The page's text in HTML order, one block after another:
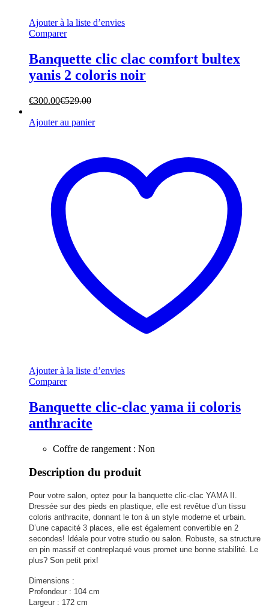
Ajouter à la liste d’envies
Comparer
Banquette clic clac comfort bultex
yanis 2 coloris noir
€300.00€529.00
Ajouter au panier
Ajouter à la liste d’envies
Comparer
Banquette clic-clac yama ii coloris
anthracite
Coffre de rangement : Non
Description du produit
Pour votre salon, optez pour la banquette clic-clac YAMA II.
Dressée sur des pieds en plastique, elle est revêtue d’un tissu
coloris anthracite, donnant le ton à un style moderne et urbain.
D’une capacité 3 places, elle est également convertible en 2
secondes! Idéale pour votre studio ou salon. Robuste, sa structure
en pin massif et contreplaqué vous promet une bonne stabilité. Le
plus? Son petit prix!
Dimensions :
Profondeur : 104 cm
Largeur : 172 cm